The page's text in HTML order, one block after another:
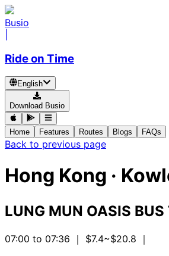
Busio
Ride on Time
English
Download Busio
Home Features Routes Blogs FAQs
Back to previous page
Hong Kong ·
LUNG MUN OASIS
07:00 to 07:36 ｜ $7.4~$20.8 ｜